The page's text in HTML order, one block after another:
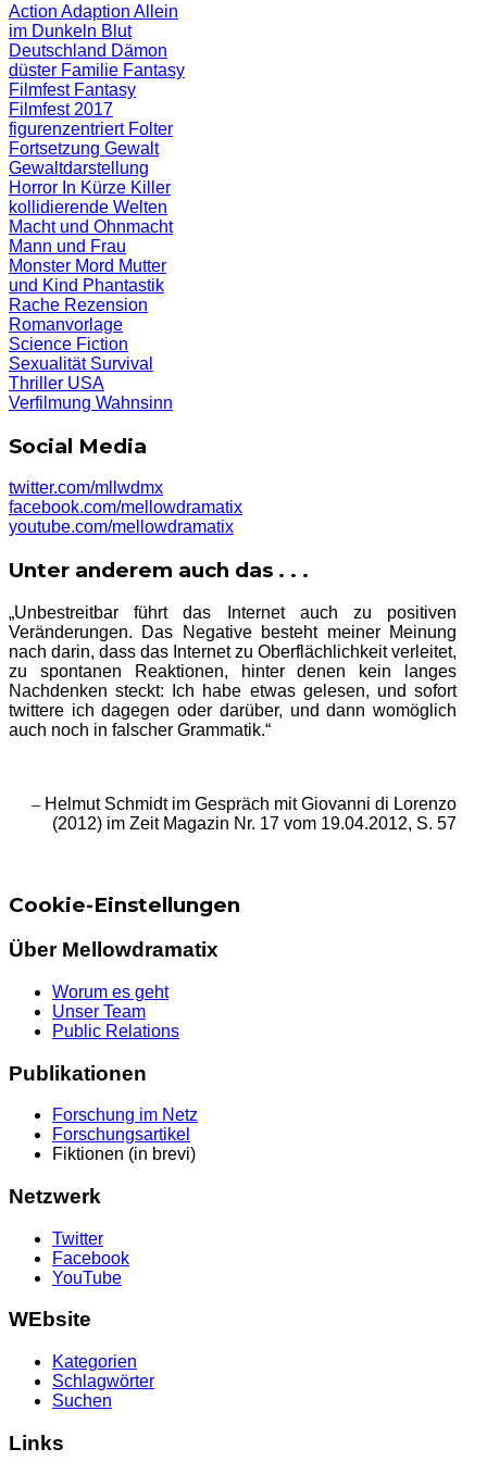
Action Adaption Allein
im Dunkeln Blut
Deutschland Dämon
düster Familie Fantasy
Filmfest Fantasy
Filmfest 2017
figurenzentriert Folter
Fortsetzung Gewalt
Gewaltdarstellung
Horror In Kürze Killer
kollidierende Welten
Macht und Ohnmacht
Mann und Frau
Monster Mord Mutter
und Kind Phantastik
Rache Rezension
Romanvorlage
Science Fiction
Sexualität Survival
Thriller USA
Verfilmung Wahnsinn
Social Media
twitter.com/mllwdmx
facebook.com/mellowdramatix
youtube.com/mellowdramatix
Unter anderem auch das . . .
„Unbestreitbar führt das Internet auch zu positiven
Veränderungen. Das Negative besteht meiner Meinung
nach darin, dass das Internet zu Oberflächlichkeit verleitet,
zu spontanen Reaktionen, hinter denen kein langes
Nachdenken steckt: Ich habe etwas gelesen, und sofort
twittere ich dagegen oder darüber, und dann womöglich
auch noch in falscher Grammatik.“
– Helmut Schmidt im Gespräch mit Giovanni di Lorenzo
(2012) im Zeit Magazin Nr. 17 vom 19.04.2012, S. 57
Cookie-Einstellungen
Über Mellowdramatix
Worum es geht
Unser Team
Public Relations
Publikationen
Forschung im Netz
Forschungsartikel
Fiktionen (in brevi)
Netzwerk
Twitter
Facebook
YouTube
WEbsite
Kategorien
Schlagwörter
Suchen
Links